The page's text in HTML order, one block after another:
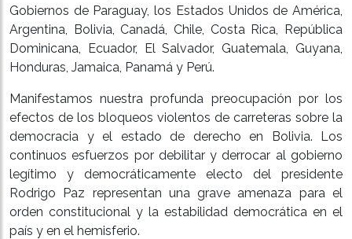
Gobiernos de Paraguay, los Estados Unidos de América,
Argentina, Bolivia, Canadá, Chile, Costa Rica, República
Dominicana, Ecuador, El Salvador, Guatemala, Guyana,
Honduras, Jamaica, Panamá y Perú.
Manifestamos nuestra profunda preocupación por los
efectos de los bloqueos violentos de carreteras sobre la
democracia y el estado de derecho en Bolivia. Los
continuos esfuerzos por debilitar y derrocar al gobierno
legítimo y democráticamente electo del presidente
Rodrigo Paz representan una grave amenaza para el
orden constitucional y la estabilidad democrática en el
país y en el hemisferio.